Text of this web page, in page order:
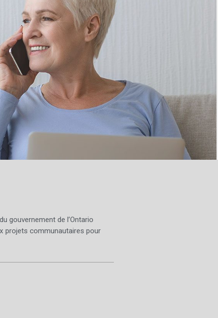
gouvernement de l’Ontario
projets communautaires pour